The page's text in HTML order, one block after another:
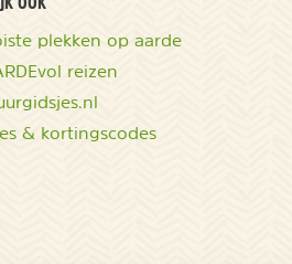
plekken op aarde
reizen
& kortingscodes